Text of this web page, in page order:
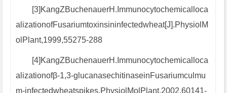
[3]KangZBuchenauerH.Immunocytochemicalloca
alizationofFusariumtoxinsininfectedwheat[J].PhysiolM
olPlant,1999,55275-288
[4]KangZBuchenauerH.Immunocytochemicalloca
alizationofβ-1,3-glucanasechitinaseinFusariumculmu
m-infectedwheatspikes.PhysiolMolPlant,2002,60141-